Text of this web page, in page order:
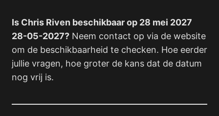
Is Chris Riven beschikbaar op 28 mei 2027
28-05-2027? Neem contact op via de website
om de beschikbaarheid te checken. Hoe eerder
jullie vragen, hoe groter de kans dat de datum
nog vrij is.